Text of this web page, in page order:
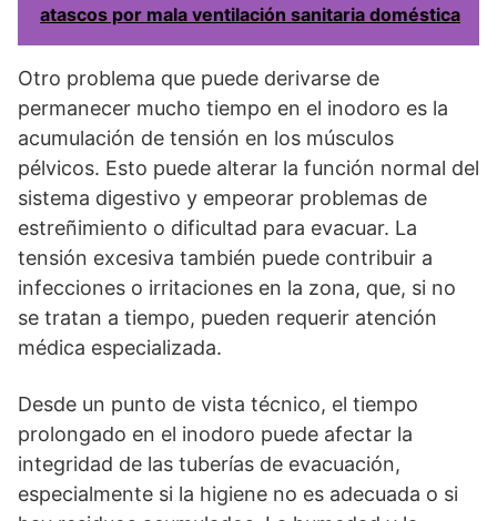
atascos por mala ventilación sanitaria doméstica
Otro problema que puede derivarse de
permanecer mucho tiempo en el inodoro es la
acumulación de tensión en los músculos
pélvicos. Esto puede alterar la función normal del
sistema digestivo y empeorar problemas de
estreñimiento o dificultad para evacuar. La
tensión excesiva también puede contribuir a
infecciones o irritaciones en la zona, que, si no
se tratan a tiempo, pueden requerir atención
médica especializada.
Desde un punto de vista técnico, el tiempo
prolongado en el inodoro puede afectar la
integridad de las tuberías de evacuación,
especialmente si la higiene no es adecuada o si